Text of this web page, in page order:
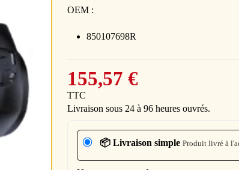
OEM :
850107698R
155,57 €
TTC
Livraison sous 24 à 96 heures ouvrés.
📦 Livraison simple Produit livré à